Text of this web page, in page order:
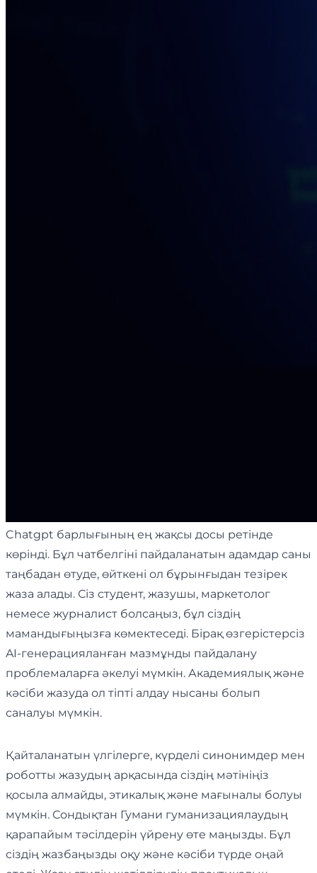
Chatgpt барлығының ең жақсы досы ретінде
көрінді. Бұл чатбелгіні пайдаланатын адамдар саны
таңбадан өтуде, өйткені ол бұрынғыдан тезірек
жаза алады. Сіз студент, жазушы, маркетолог
немесе журналист болсаңыз, бұл сіздің
мамандығыңызға көмектеседі. Бірақ өзгерістерсіз
AI-генерацияланған мазмұнды пайдалану
проблемаларға әкелуі мүмкін. Академиялық және
кәсіби жазуда ол тіпті алдау нысаны болып
саналуы мүмкін.
Қайталанатын үлгілерге, күрделі синонимдер мен
роботты жазудың арқасында сіздің мәтініңіз
қосыла алмайды, этикалық және мағыналы болуы
мүмкін. Сондықтан Гумани гуманизациялаудың
қарапайым тәсілдерін үйрену өте маңызды. Бұл
сіздің жазбаңызды оқу және кәсіби түрде оңай